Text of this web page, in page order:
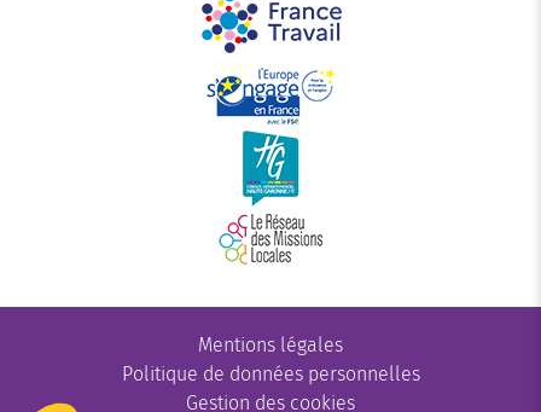
Mentions légales
Politique de données personnelles
Gestion des cookies